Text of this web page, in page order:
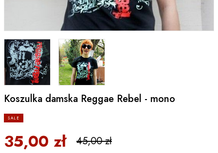
Koszulka damska Reggae Rebel - mono
SALE
45,00 zł
35,00 zł